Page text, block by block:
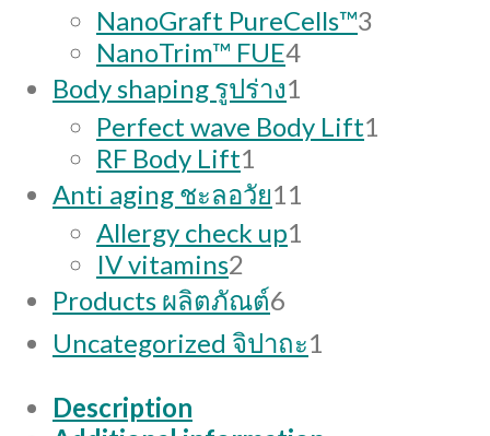
NanoGraft PureCells™3
NanoTrim™ FUE44
Body shaping รูปร่าง1
product
Perfect wave Body Lift1
RF Body Lift1
product
Anti aging ชะลอวัย11
Allergy check up1
IV vitamins2
products
Products ผลิตภัณต์6
products
Uncategorized จิปาถะ1
Description